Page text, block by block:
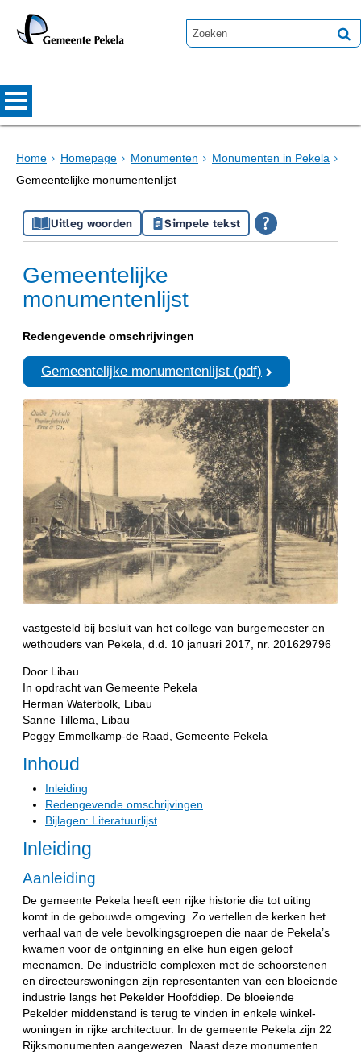
Home Homepage Monumenten
Monumenten in Pekela
Gemeentelijke monumentenlijst
Uitleg woorden Simpele tekst
Gemeentelijke
monumentenlijst
Redengevende omschrijvingen
Gemeentelijke monumentenlijst (pdf)
vastgesteld bij besluit van het college van burgemeester en
wethouders van Pekela, d.d. 10 januari 2017, nr. 201629796
Door Libau
In opdracht van Gemeente Pekela
Herman Waterbolk, Libau
Sanne Tillema, Libau
Peggy Emmelkamp-de Raad, Gemeente Pekela
Inhoud
Inleiding
Redengevende omschrijvingen
Bijlagen: Literatuurlijst
Inleiding
Aanleiding
De gemeente Pekela heeft een rijke historie die tot uiting
komt in de gebouwde omgeving. Zo vertellen de kerken het
verhaal van de vele bevolkingsgroepen die naar de Pekela’s
kwamen voor de ontginning en elke hun eigen geloof
meenamen. De industriële complexen met de schoorstenen
en directeurswoningen zijn representanten van een bloeiende
industrie langs het Pekelder Hoofddiep. De bloeiende
Pekelder middenstand is terug te vinden in enkele winkel-
woningen in rijke architectuur. In de gemeente Pekela zijn 22
Rijksmonumenten aangewezen. Naast deze monumenten